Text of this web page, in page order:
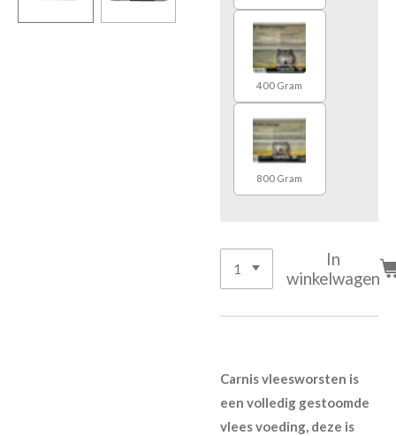
400 Gram
800 Gram
In
winkelwagen
Carnis vleesworsten is
een volledig gestoomde
vlees voeding, deze is